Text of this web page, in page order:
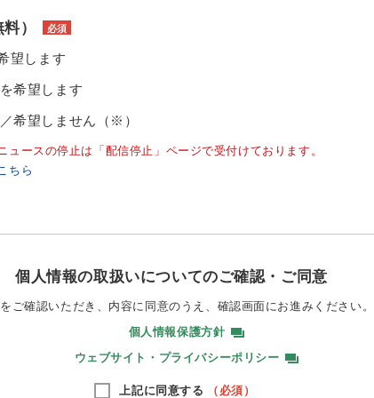
） 必須
望します
希望します
希望しません（※）
ュースの停止は「配信停止」ページで受付けております。
ちら
個人情報の取扱いについてのご確認・ご同意
ご確認いただき、内容に同意のうえ、 確認画面にお進みください。
個人情報保護方針
ウェブサイト・プライバシーポリシー
上記に同意する （必須）